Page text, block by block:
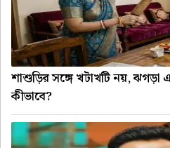
শাশুড়ির সঙ্গে খটাখটি নয়, ঝগড়া
কীভাবে?